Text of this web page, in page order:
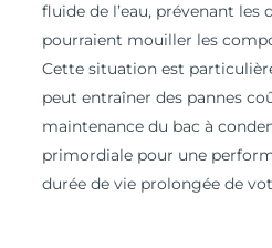
fluide de l’eau, prévenant les
pourraient mouiller les
Cette situation est
peut entraîner des pannes
maintenance du bac à
primordiale pour une
durée de vie prolongée de